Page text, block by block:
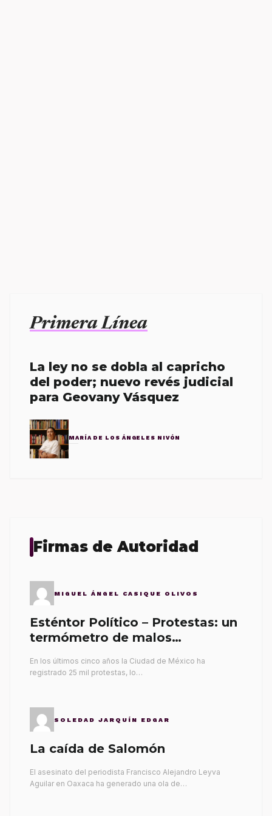
Primera Línea
La ley no se dobla al capricho
del poder; nuevo revés judicial
para Geovany Vásquez
MARÍA DE LOS ÁNGELES NIVÓN
Firmas de Autoridad
MIGUEL ÁNGEL CASIQUE OLIVOS
Esténtor Político – Protestas: un
termómetro de malos
En los últimos cinco años la Ciudad de México ha
registrado 25 mil protestas, lo…
SOLEDAD JARQUÍN EDGAR
La caída de Salomón
El asesinato del periodista Francisco Alejandro Leyva
Aguilar en Oaxaca ha generado una ola de…